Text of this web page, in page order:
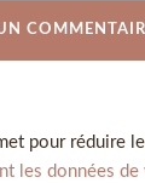
pour réduire
les données